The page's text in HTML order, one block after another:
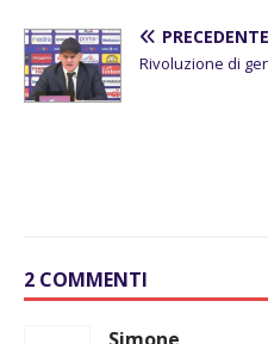
PRECEDENTE
Rivoluzione di
2 COMMENTI